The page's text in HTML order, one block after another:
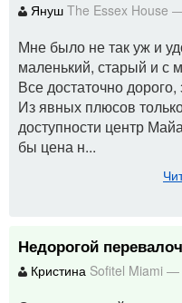
Януш The Essex House
Мне было не так уж и
маленький, старый и с
Все достаточно
Из явных плюсов
доступности центр
бы цена н...
Недорогой
Кристина Sofitel Miami —